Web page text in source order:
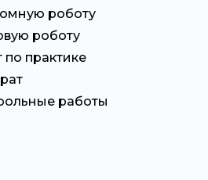
роботу
роботу
по практике
работы